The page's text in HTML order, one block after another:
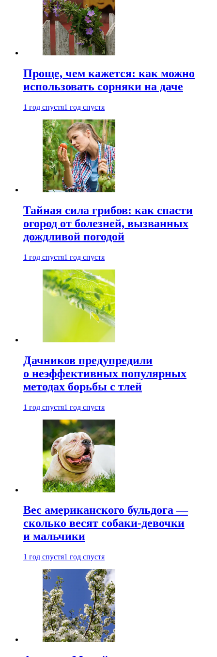
Проще, чем кажется: как можно
использовать сорняки на даче
1 год спустя1 год спустя
Тайная сила грибов: как спасти
огород от болезней, вызванных
дождливой погодой
1 год спустя1 год спустя
Дачников предупредили
о неэффективных популярных
методах борьбы с тлей
1 год спустя1 год спустя
Вес американского бульдога —
сколько весят собаки-девочки
и мальчики
1 год спустя1 год спустя